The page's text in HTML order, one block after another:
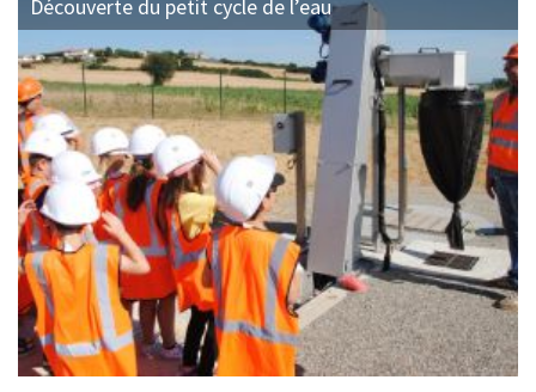
Découverte du petit cycle de l’eau